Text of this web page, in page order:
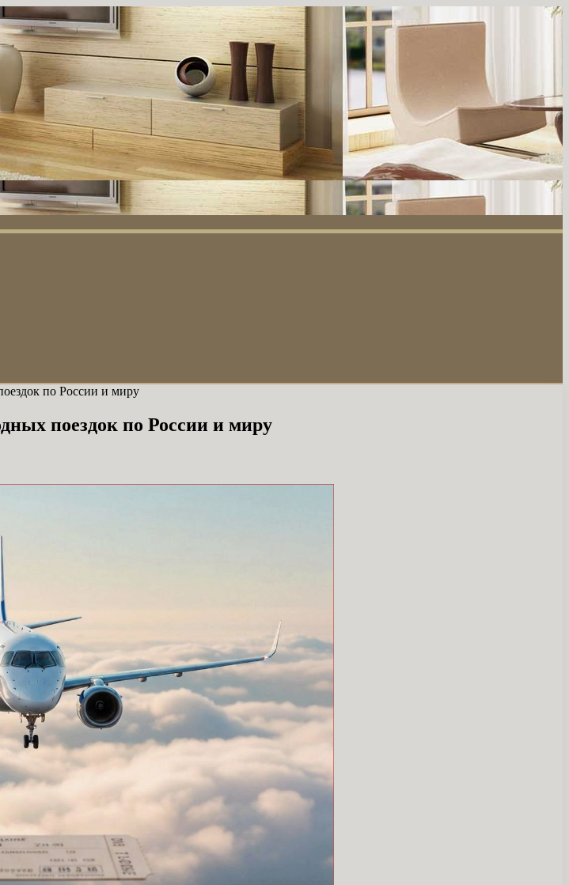
по России и миру
поездок по России и миру